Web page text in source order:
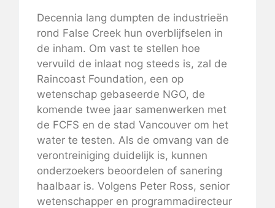
Decennia lang dumpten de industrieën
rond False Creek hun overblijfselen in
de inham. Om vast te stellen hoe
vervuild de inlaat nog steeds is, zal de
Raincoast Foundation, een op
wetenschap gebaseerde NGO, de
komende twee jaar samenwerken met
de FCFS en de stad Vancouver om het
water te testen. Als de omvang van de
verontreiniging duidelijk is, kunnen
onderzoekers beoordelen of sanering
haalbaar is. Volgens Peter Ross, senior
wetenschapper en programmadirecteur